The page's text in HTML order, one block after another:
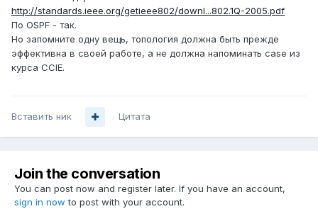
http://standards.ieee.org/getieee802/downl...802.1Q-2005.pdf
По OSPF - так.
Но запомните одну вещь, топология должна быть прежде
эффективна в своей работе, а не должна напоминать case из
курса CCIE.
Вставить ник Цитата
Join the conversation
You can post now and register later. If you have an account,
sign in now to post with your account.